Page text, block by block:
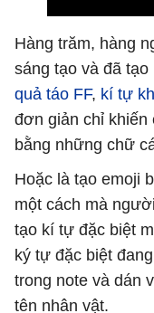
Hàng trăm, hàng
sáng tạo và đã
quả táo FF, kí tự
đơn giản chỉ khiến
bằng những chữ
Hoặc là tạo emoji
một cách mà
tạo kí tự đặc biệt
ký tự đặc biệt
trong note và dán
tên nhân vật.